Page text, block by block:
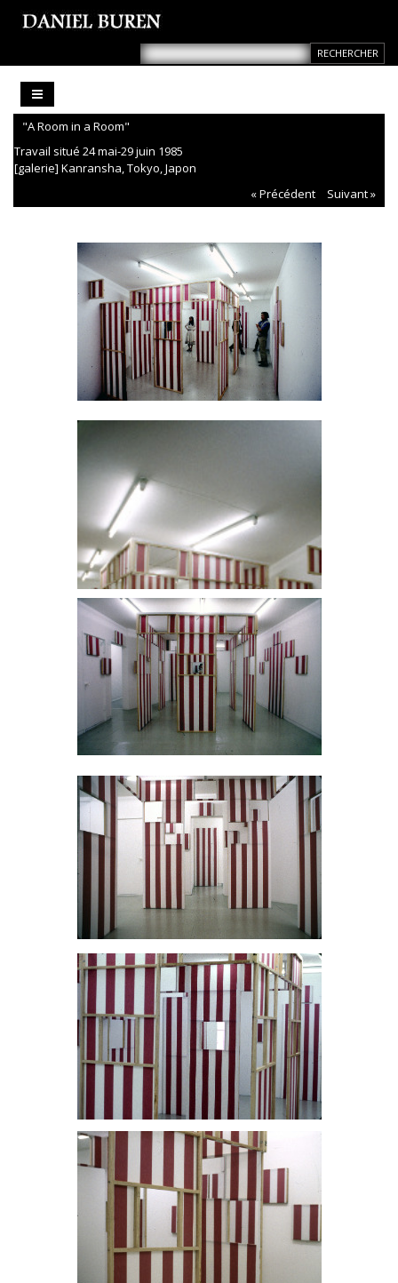
"A Room in a Room"
Travail situé 24 mai-29 juin 1985
[galerie] Kanransha, Tokyo, Japon
« Précédent
Suivant »